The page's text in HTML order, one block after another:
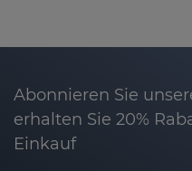
Abonnieren Sie
erhalten Sie 20%
Einkauf